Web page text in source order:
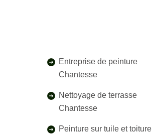
Entreprise de peinture
Chantesse
Nettoyage de terrasse
Chantesse
Peinture sur tuile et toiture